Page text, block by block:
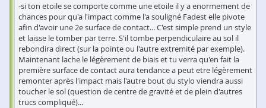
-si ton etoile se comporte comme une etoile il y a enormement de
chances pour qu'a l'impact comme l'a souligné Fadest elle pivote
afin d'avoir une 2e surface de contact... C'est simple prend un style
et laisse le tomber par terre. S'il tombe perpendiculaire au sol il
rebondira direct (sur la pointe ou l'autre extremité par exemple).
Maintenant lache le légèrement de biais et tu verra qu'en fait la
première surface de contact aura tendance a peut etre légèrement
remonter après l'impact mais l'autre bout du stylo viendra aussi
toucher le sol (question de centre de gravité et de plein d'autres
trucs compliqué)...